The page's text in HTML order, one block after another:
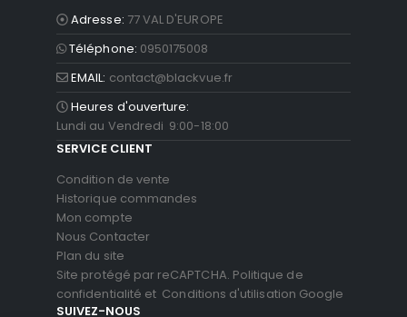
Adresse: 77 VAL D'EUROPE
Téléphone: 0950175008
EMAIL: contact@blackvue.fr
Heures d'ouverture:
Lundi au Vendredi 9:00-18:00
SERVICE CLIENT
Condition de vente
Historique commandes
Mon compte
Nous Contacter
Plan du site
Site protégé par reCAPTCHA. Politique de
confidentialité et Conditions d'utilisation Google
SUIVEZ-NOUS